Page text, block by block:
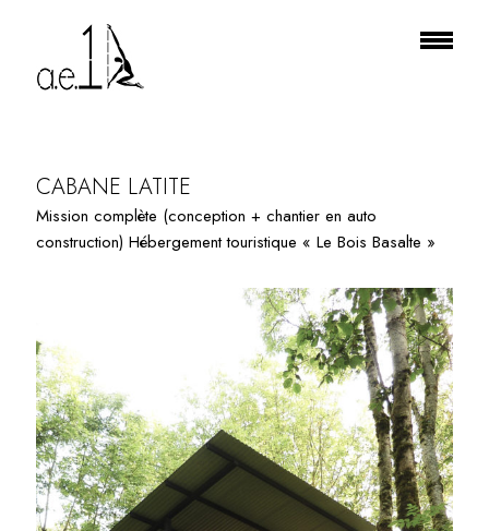
PROJECT TILE
CABANE LATITE
Mission complète (conception + chantier en auto
construction) Hébergement touristique « Le Bois Basalte »